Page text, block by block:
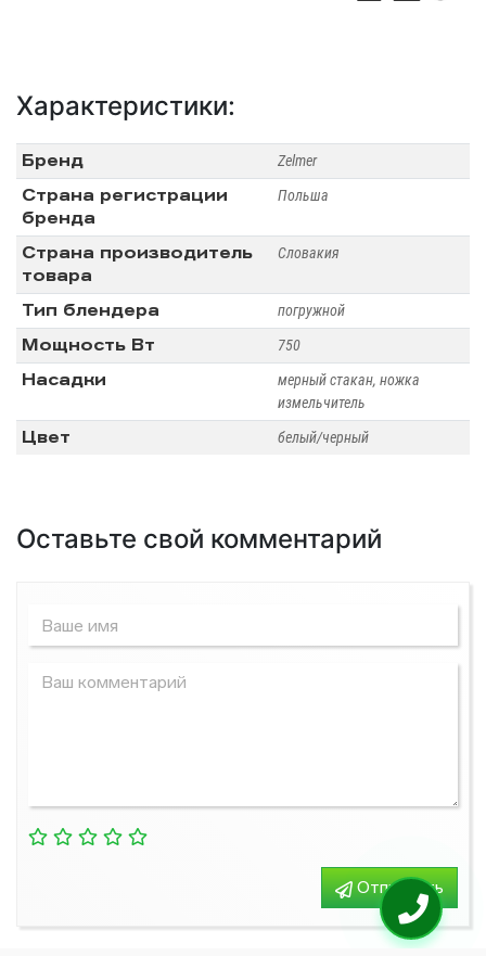
Характеристики:
Бренд Zelmer
Страна регистрации
бренда
Польша
Страна производитель
товара
Словакия
Тип блендера погружной
Мощность Вт 750
Насадки
мерный стакан, ножка
измельчитель
Цвет белый/черный
Оставьте свой комментарий
Отправить